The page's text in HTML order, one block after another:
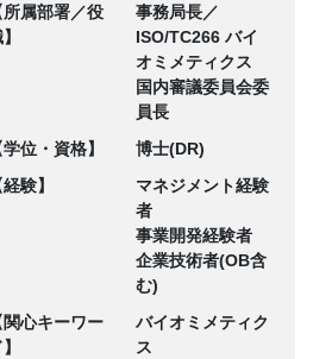
所属部署／役
事務局長／
ISO/TC266 バイ
オミメティクス
国内審議委員会委
員長
学位・資格】
博士(DR)
経験】
マネジメント経験
者
事業開発経験者
企業技術者(OB含
む)
関心キーワー
バイオミメティク
ス